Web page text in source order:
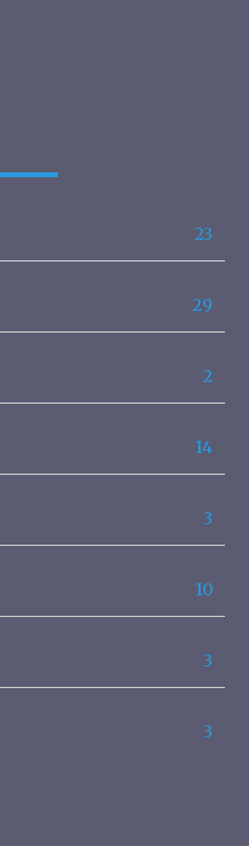
23
29
2
14
3
10
3
3